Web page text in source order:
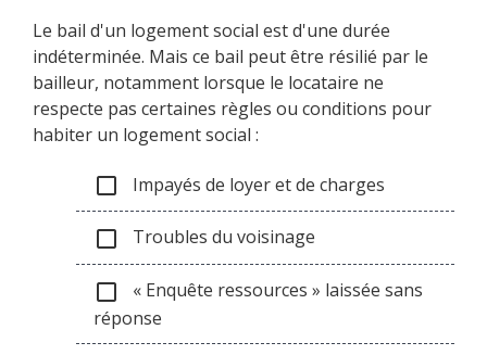
Le bail d'un logement social est d'une durée
indéterminée. Mais ce bail peut être résilié par le
bailleur, notamment lorsque le locataire ne
respecte pas certaines règles ou conditions pour
habiter un logement social :
check_box_outline_blank Impayés de loyer et de charges
check_box_outline_blank Troubles du voisinage
check_box_outline_blank
« Enquête ressources » laissée sans
réponse